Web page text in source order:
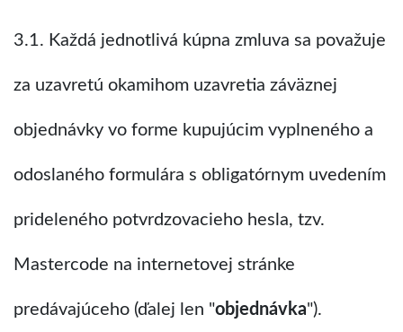
3.1. Každá jednotlivá kúpna zmluva sa považuje
za uzavretú okamihom uzavretia záväznej
objednávky vo forme kupujúcim vyplneného a
odoslaného formulára s obligatórnym uvedením
prideleného potvrdzovacieho hesla, tzv.
Mastercode na internetovej stránke
predávajúceho (ďalej len "objednávka").